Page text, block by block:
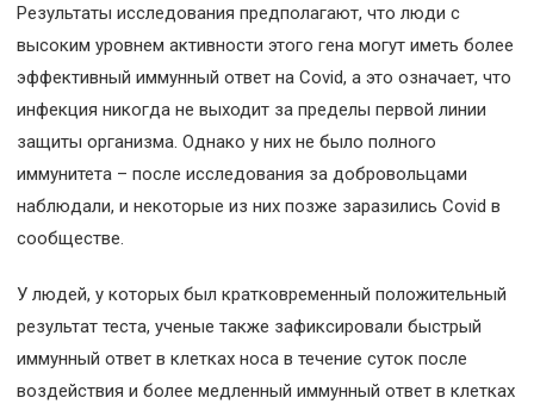
Результаты исследования предполагают, что люди с
высоким уровнем активности этого гена могут иметь более
эффективный иммунный ответ на Covid, а это означает, что
инфекция никогда не выходит за пределы первой линии
защиты организма. Однако у них не было полного
иммунитета – после исследования за добровольцами
наблюдали, и некоторые из них позже заразились Covid в
сообществе.
У людей, у которых был кратковременный положительный
результат теста, ученые также зафиксировали быстрый
иммунный ответ в клетках носа в течение суток после
воздействия и более медленный иммунный ответ в клетках